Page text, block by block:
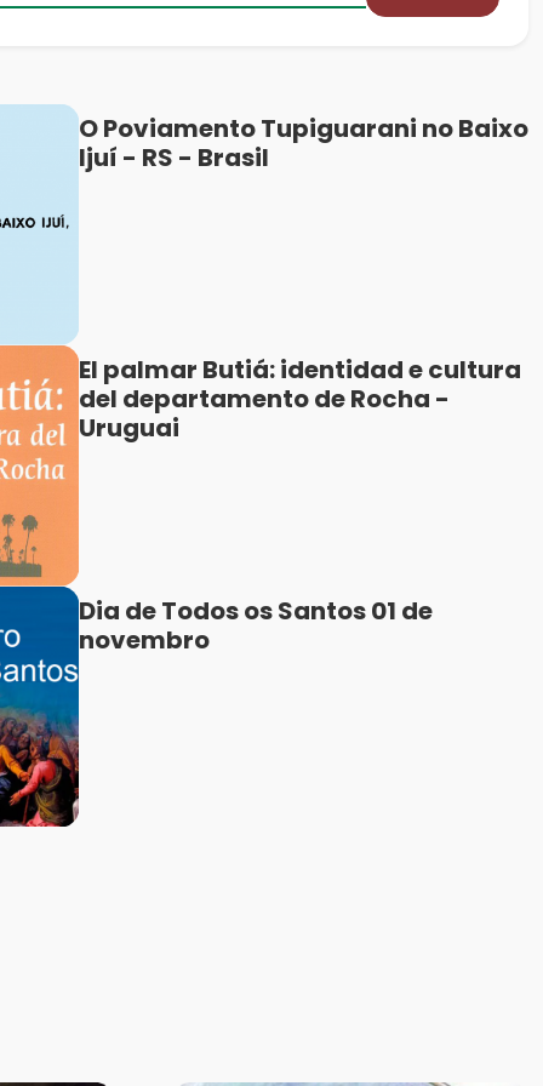
O Poviamento Tupiguarani no Baixo
Ijuí - RS - Brasil
El palmar Butiá: identidad e cultura
del departamento de Rocha -
Uruguai
Dia de Todos os Santos 01 de
novembro